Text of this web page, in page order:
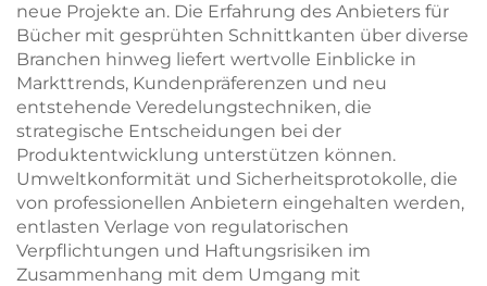
neue Projekte an. Die Erfahrung des Anbieters für
Bücher mit gesprühten Schnittkanten über diverse
Branchen hinweg liefert wertvolle Einblicke in
Markttrends, Kundenpräferenzen und neu
entstehende Veredelungstechniken, die
strategische Entscheidungen bei der
Produktentwicklung unterstützen können.
Umweltkonformität und Sicherheitsprotokolle, die
von professionellen Anbietern eingehalten werden,
entlasten Verlage von regulatorischen
Verpflichtungen und Haftungsrisiken im
Zusammenhang mit dem Umgang mit